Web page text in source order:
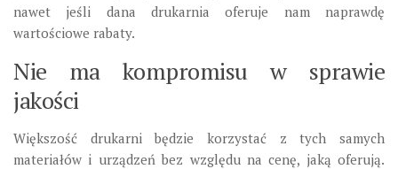
nawet jeśli dana drukarnia oferuje nam naprawdę
wartościowe rabaty.
Nie ma kompromisu w sprawie
jakości
Większość drukarni będzie korzystać z tych samych
materiałów i urządzeń bez względu na cenę, jaką oferują.